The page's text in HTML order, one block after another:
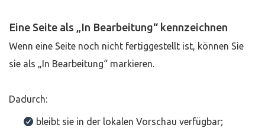
Eine Seite als „In Bearbeitung“ kennzeichnen
Wenn eine Seite noch nicht fertiggestellt ist, können Sie
sie als „In Bearbeitung“ markieren.
Dadurch:
bleibt sie in der lokalen Vorschau verfügbar;